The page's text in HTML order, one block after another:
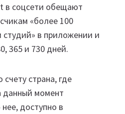
в соцсети обещают
«более 100
студий» в приложении и
365 и 730 дней.
страна, где
данный момент
доступно в